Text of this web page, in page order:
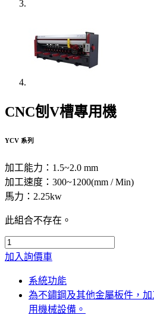
CNC刨V槽專用機
YCV 系列
加工能力：1.5~2.0 mm
加工速度：300~1200(mm / Min)
馬力：2.25kw
此組合不存在。
加入詢價車
系統功能
為不鏽鋼及其他金屬板件，
用機械設備。